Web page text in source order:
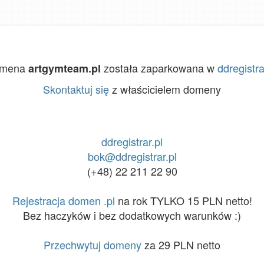
artgymteam.pl została zaparkowana w
Skontaktuj sięz właścicielem domeny
ddregistrar.pl
bok@ddregistrar.pl
(+48) 22 211 22 90
Rejestracja domen .pl na rok TYLKO 15 PLN netto!
Bez haczyków i bez dodatkowych warunków :)
Przechwytuj domenyza 29 PLN netto